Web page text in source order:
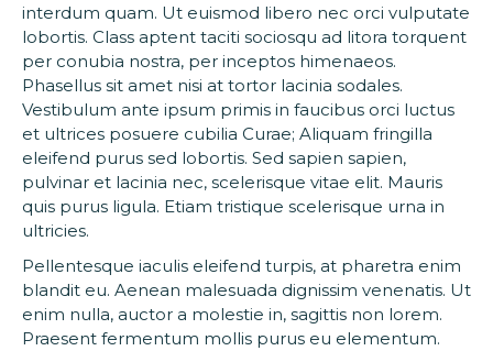
interdum quam. Ut euismod libero nec orci vulputate
lobortis. Class aptent taciti sociosqu ad litora torquent
per conubia nostra, per inceptos himenaeos.
Phasellus sit amet nisi at tortor lacinia sodales.
Vestibulum ante ipsum primis in faucibus orci luctus
et ultrices posuere cubilia Curae; Aliquam fringilla
eleifend purus sed lobortis. Sed sapien sapien,
pulvinar et lacinia nec, scelerisque vitae elit. Mauris
quis purus ligula. Etiam tristique scelerisque urna in
ultricies.
Pellentesque iaculis eleifend turpis, at pharetra enim
blandit eu. Aenean malesuada dignissim venenatis. Ut
enim nulla, auctor a molestie in, sagittis non lorem.
Praesent fermentum mollis purus eu elementum.